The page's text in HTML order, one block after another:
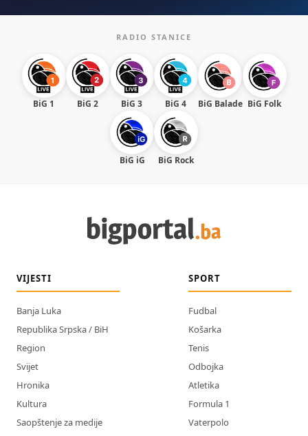
RADIO STANICE
BiG 1 BiG 2 BiG 3 BiG 4 BiG Balade BiG Folk
BiG iG BiG Rock
VIJESTI
Banja Luka
Republika Srpska / BiH
Region
Svijet
Hronika
Kultura
Saopštenje za medije
SPORT
Fudbal
Košarka
Tenis
Odbojka
Atletika
Formula 1
Vaterpolo